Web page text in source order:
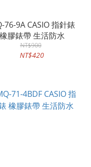
76-9A CASIO 指針錶
橡膠錶帶 生活防水
NT$900
NT$420